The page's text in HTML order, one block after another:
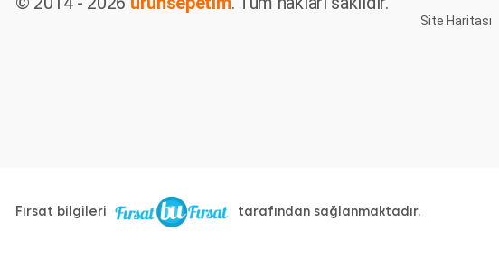
Site Haritası
Fırsat bilgileri tarafından sağlanmaktadır.